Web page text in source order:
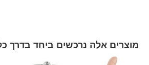
מוצרים אלה נרכשים ביחד בדרך